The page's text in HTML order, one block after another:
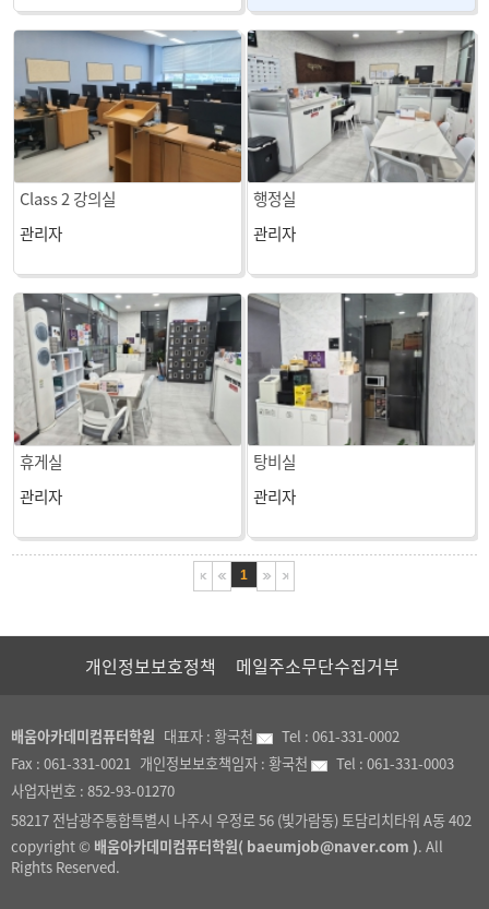
Class 2 강의실
관리자
행정실
관리자
휴게실
관리자
탕비실
관리자
1
개인정보보호정책 메일주소무단수집거부
배움아카데미컴퓨터학원 대표자 : 황국천 Tel : 061-331-0002
Fax : 061-331-0021 개인정보보호책임자 : 황국천 Tel : 061-331-0003
사업자번호 : 852-93-01270
58217 전남광주통합특별시 나주시 우정로 56 (빛가람동) 토담리치타워 A동 402
copyright © 배움아카데미컴퓨터학원( baeumjob@naver.com ). All
Rights Reserved.